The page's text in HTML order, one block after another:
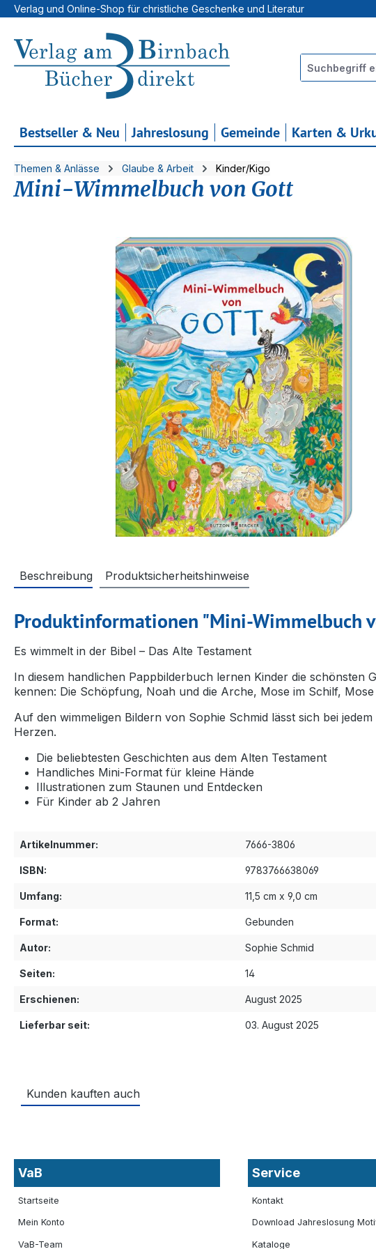
Hauptinhalt springen
Zur Suche springen
Zur Hauptnavigation springen
Verlag und Online-Shop für christliche Geschenke und Literatur
Bestseller & Neu Jahreslosung Gemeinde Karten &
Themen & Anlässe Glaube & Arbeit Kinder/Kigo
Mini-Wimmelbuch von Gott
Bildergalerie überspringen
Beschreibung Produktsicherheitshinweise
Produktinformationen "Mini-Wimmelbuch
Es wimmelt in der Bibel – Das Alte Testament
In diesem handlichen Pappbilderbuch lernen Kinder die schönsten
kennen: Die Schöpfung, Noah und die Arche, Mose im Schilf,
Auf den wimmeligen Bildern von Sophie Schmid lässt sich bei
Herzen.
Die beliebtesten Geschichten aus dem Alten Testament
Handliches Mini-Format für kleine Hände
Illustrationen zum Staunen und Entdecken
Für Kinder ab 2 Jahren
Artikelnummer: 7666-3806
ISBN: 9783766638069
Umfang: 11,5 cm x 9,0 cm
Format: Gebunden
Autor: Sophie Schmid
Seiten: 14
Erschienen: August 2025
Lieferbar seit: 03. August 2025
Kunden kauften auch
VaB
Startseite
Mein Konto
VaB-Team
Service
Kontakt
Download Jahreslosung
Kataloge